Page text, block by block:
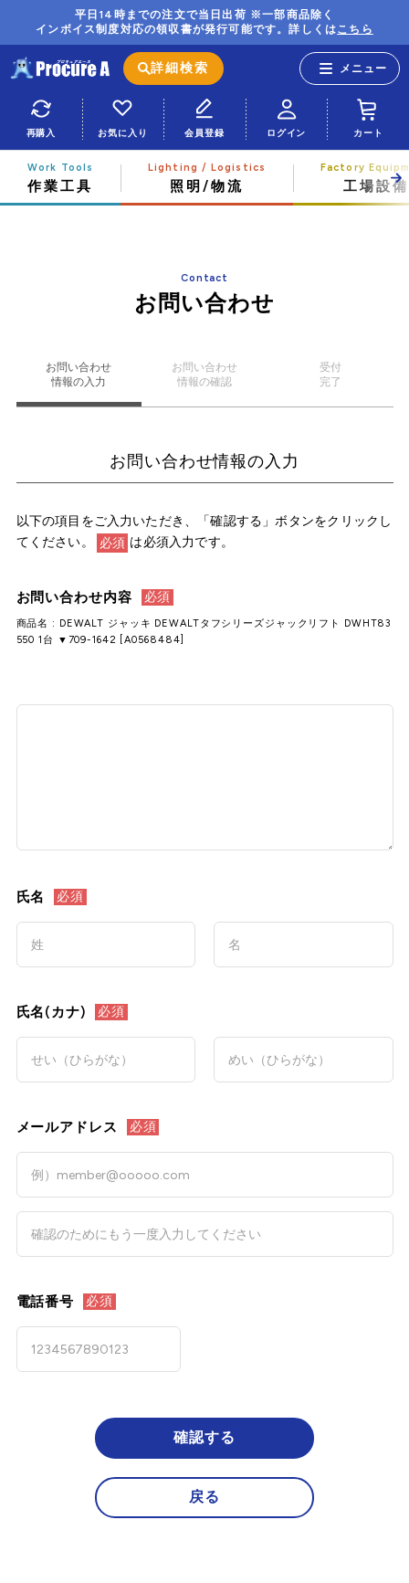
平日14時までの注文で当日出荷 ※一部商品除く
インボイス制度対応の領収書が発行可能です。詳しくはこちら
詳細検索
再購入 お気に入り 会員登録 ログイン カート
作業工具 照明/物流 工場設備
Contact
お問い合わせ
お問い合わせ
情報の入力
お問い合わせ
情報の確認
受付
完了
お問い合わせ情報の入力
以下の項目をご入力いただき、「確認する」ボタンをクリックし
てください。
必須 は必須入力です。
お問い合わせ内容 必須
商品名 : DEWALT ジャッキ DEWALTタフシリーズジャックリフト DWHT83
550 1台 ▼709-1642 [A0568484]
氏名 必須
氏名(カナ) 必須
メールアドレス 必須
電話番号 必須
戻る
確認する